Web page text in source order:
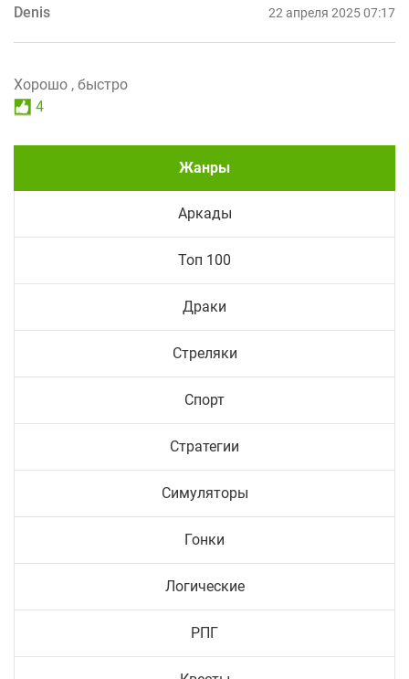
Denis 22 апреля 2025 07:17
Хорошо , быстро
4
Жанры
Аркады
Топ 100
Драки
Стреляки
Спорт
Стратегии
Симуляторы
Гонки
Логические
РПГ